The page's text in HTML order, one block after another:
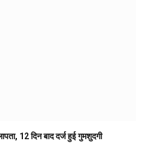
12 दिन बाद दर्ज हुई गुमशुदगी